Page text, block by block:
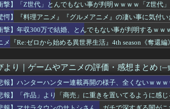
撃】「Z世代」とんでもない事が判明ｗｗｗｗ「Z世
愕】『料理アニメ』『グルメアニメ』の凄い事に気
』ぐらいじゃないか…もしかして…
撃】年収300万で結婚、とんでもない事が判明するｗ
もしかして年収300万は…
メ『Re:ゼロから始める異世界生活』4th season《奪還編
より｜ゲームやアニメの評価・感想まとめ [一
報】ハンターハンター連載再開の様子、全くないｗｗ
報】「作品」より「商売」に重きを置いてるように感